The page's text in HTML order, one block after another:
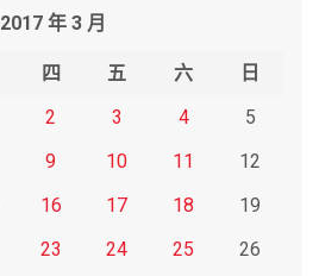
2017 年 3 月
四 五 六
日
2 3 4
5
9 10 11
12
16 17 18
19
23 24 25
26